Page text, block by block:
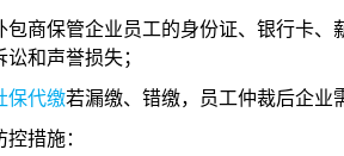
保管企业员工的身份证、银行卡、
讼和声誉损失；
保代缴若漏缴、错缴，员工仲裁后企业
措施：